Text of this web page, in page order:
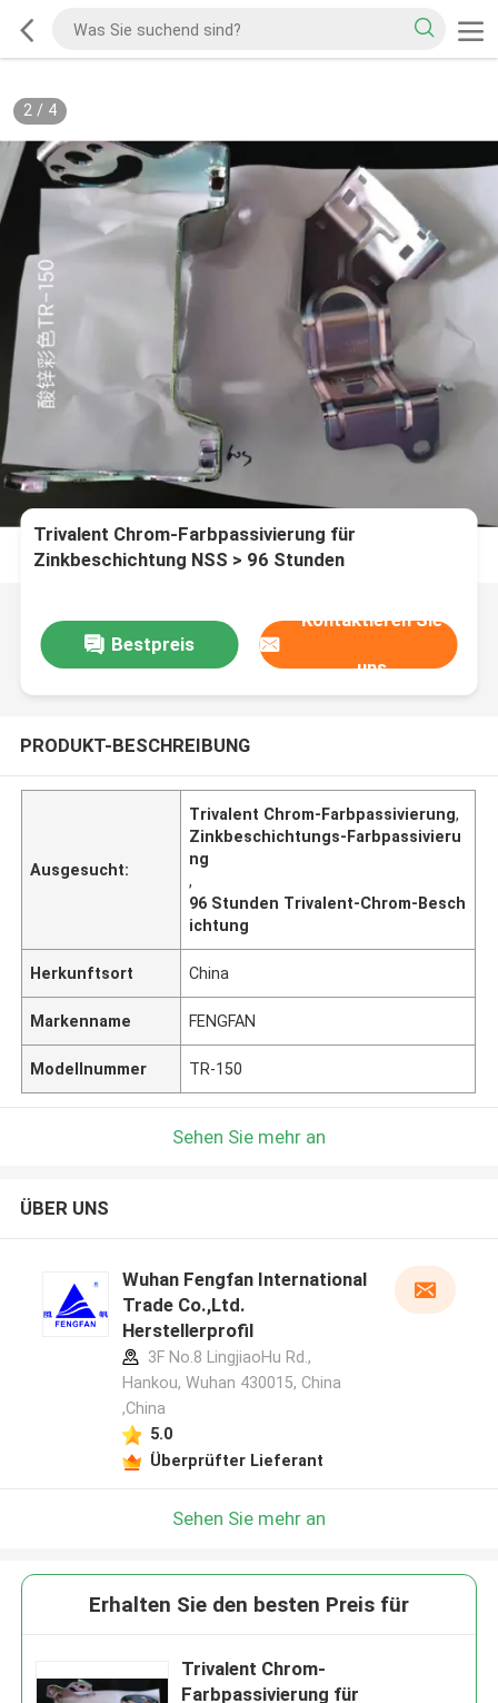
2/ 4
Trivalent Chrom-Farbpassivierung für
Zinkbeschichtung NSS > 96 Stunden
Bestpreis
Kontaktieren Sie
uns
PRODUKT-BESCHREIBUNG
Ausgesucht:
Trivalent Chrom-Farbpassivierung,
Zinkbeschichtungs-Farbpassivieru
ng
,
96 Stunden Trivalent-Chrom-Besch
ichtung
Herkunftsort China
Markenname FENGFAN
Modellnummer TR-150
Sehen Sie mehr an
ÜBER UNS
Wuhan Fengfan International
Trade Co.,Ltd.
Herstellerprofil
3F No.8 LingjiaoHu Rd.,
Hankou, Wuhan 430015, China
,China
5.0
Überprüfter Lieferant
Sehen Sie mehr an
Erhalten Sie den besten Preis für
Trivalent Chrom-
Farbpassivierung für